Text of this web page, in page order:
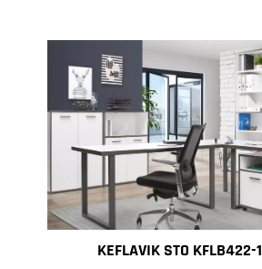
KEFLAVIK STO